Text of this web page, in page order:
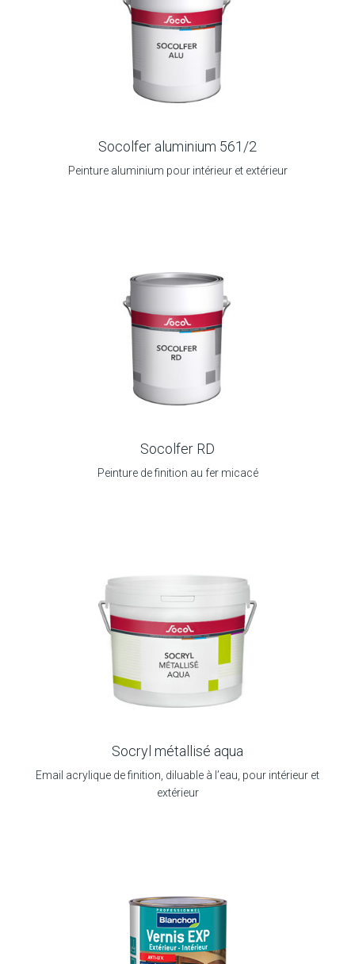
Socolfer aluminium 561/2
Peinture aluminium pour intérieur et extérieur
Socolfer RD
Peinture de finition au fer micacé
Socryl métallisé aqua
Email acrylique de finition, diluable à l’eau, pour intérieur et
extérieur